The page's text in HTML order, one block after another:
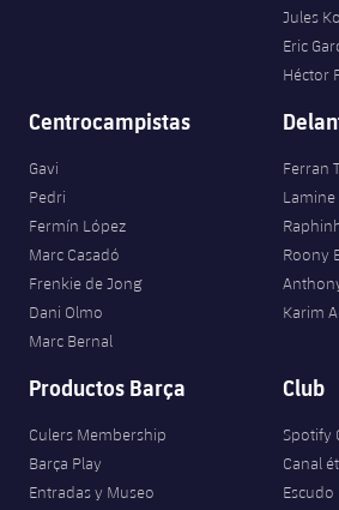
Jules
Eric
Héctor
Centrocampistas
Gavi
Pedri
Fermín López
Marc Casadó
Frenkie de Jong
Dani Olmo
Marc Bernal
Ferran
Lamine
Roony
Karim
Productos Barça
Culers Membership
Barça Play
Entradas y Museo
Club
Spotify
Canal
Escudo